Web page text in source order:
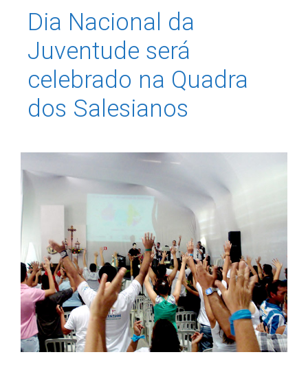
Dia Nacional da
Juventude será
celebrado na Quadra
dos Salesianos